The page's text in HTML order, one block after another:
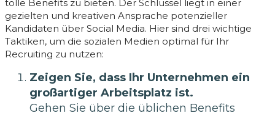
tolle Benefits zu bieten. Der Schlüssel liegt in einer
gezielten und kreativen Ansprache potenzieller
Kandidaten über Social Media. Hier sind drei wichtige
Taktiken, um die sozialen Medien optimal für Ihr
Recruiting zu nutzen:
Zeigen Sie, dass Ihr Unternehmen ein
großartiger Arbeitsplatz ist.
Gehen Sie über die üblichen Benefits